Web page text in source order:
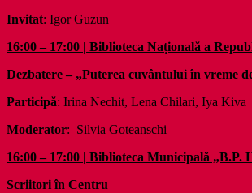
Invitat: Igor Guzun
16:00 – 17:00 | Biblioteca Națională a
Dezbatere – „Puterea cuvântului în vreme
Participă: Irina Nechit, Lena Chilari, Iya Kiva
Moderator: Silvia Goteanschi
16:00 – 17:00 | Biblioteca Municipală „B.P.
Scriitori în Centru